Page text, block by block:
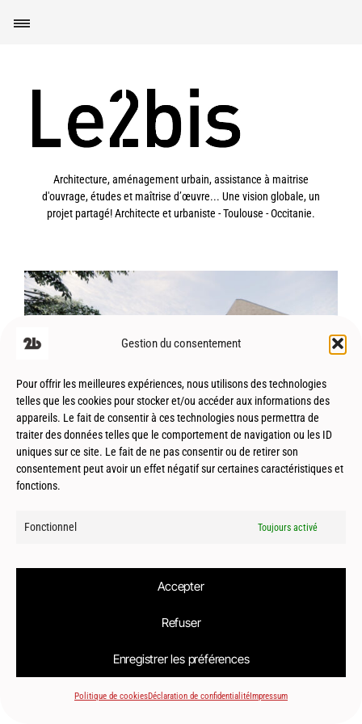
Gestion du consentement
Pour offrir les meilleures expériences, nous utilisons des technologies
telles que les cookies pour stocker et/ou accéder aux informations des
appareils. Le fait de consentir à ces technologies nous permettra de
traiter des données telles que le comportement de navigation ou les ID
uniques sur ce site. Le fait de ne pas consentir ou de retirer son
consentement peut avoir un effet négatif sur certaines caractéristiques et
fonctions.
Fonctionnel Toujours activé
Accepter
Refuser
Enregistrer les préférences
Politique de cookiesDéclaration de confidentialitéImpressum
Architecture, aménagement urbain, assistance à maitrise
d'ouvrage, études et maîtrise d’œuvre... Une vision globale, un
projet partagé! Architecte et urbaniste - Toulouse - Occitanie.